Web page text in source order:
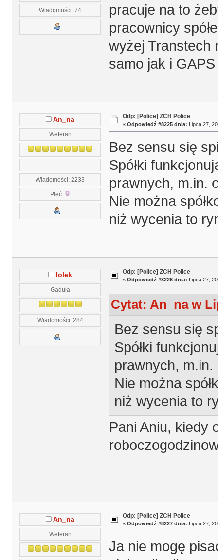
Wiadomości: 74
pracuje na to
pracownicy
wyżej Transtech
samo jak i GAPS
An_na
Weteran
Wiadomości: 2233
Płeć:
Odp: [Police] ZCH Police
« Odpowiedź #8225 dnia: Lipca 27,
Bez sensu się
Spółki
prawnych, m.in.
Nie można
niż wycenia to
lolek
Gaduła
Wiadomości: 284
Odp: [Police] ZCH Police
« Odpowiedź #8226 dnia: Lipca 27,
Cytat: An_na w
Bez sensu się
Spółki
prawnych,
Nie można
niż wycenia to
Pani Aniu, kiedy
An_na
Weteran
Odp: [Police] ZCH Police
« Odpowiedź #8227 dnia: Lipca 27,
Ja nie mogę